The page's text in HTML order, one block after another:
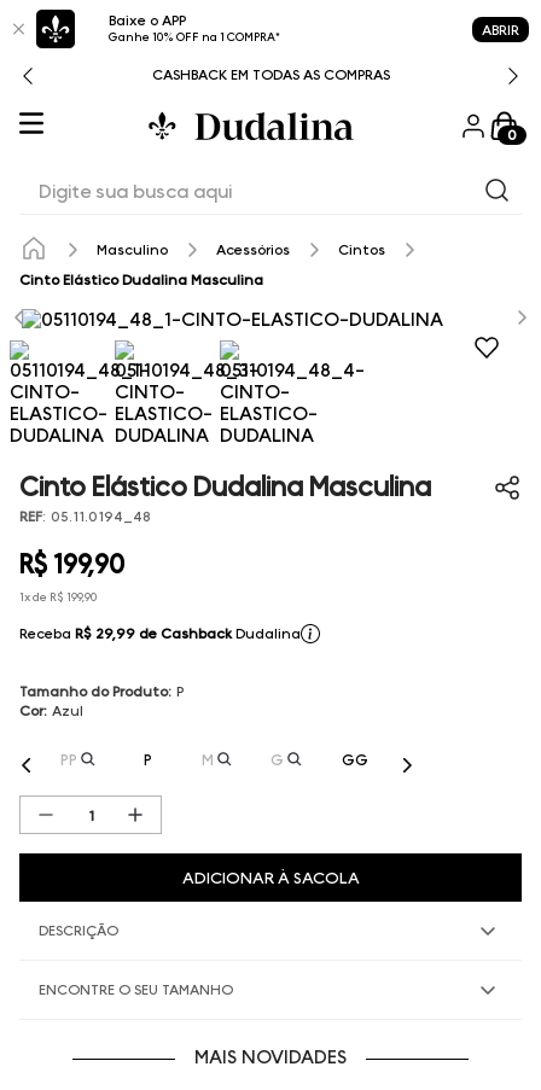
Baixe o APP
Ganhe 10% OFF na 1 COMPRA* ABRIR
CASHBACK EM TODAS AS COMPRAS
0
Masculino Acessórios
Cintos
Cinto Elástico Dudalina Masculina
Cinto Elástico Dudalina Masculina
REF: 05.11.0194_48
R$199,90
1x de R$ 199,90
Receba R$ 29,99 de Cashback Dudalina
Tamanho do Produto: P
Cor: Azul
PP P M G GG
ADICIONAR À SACOLA
DESCRIÇÃO
ENCONTRE O SEU TAMANHO
MAIS NOVIDADES